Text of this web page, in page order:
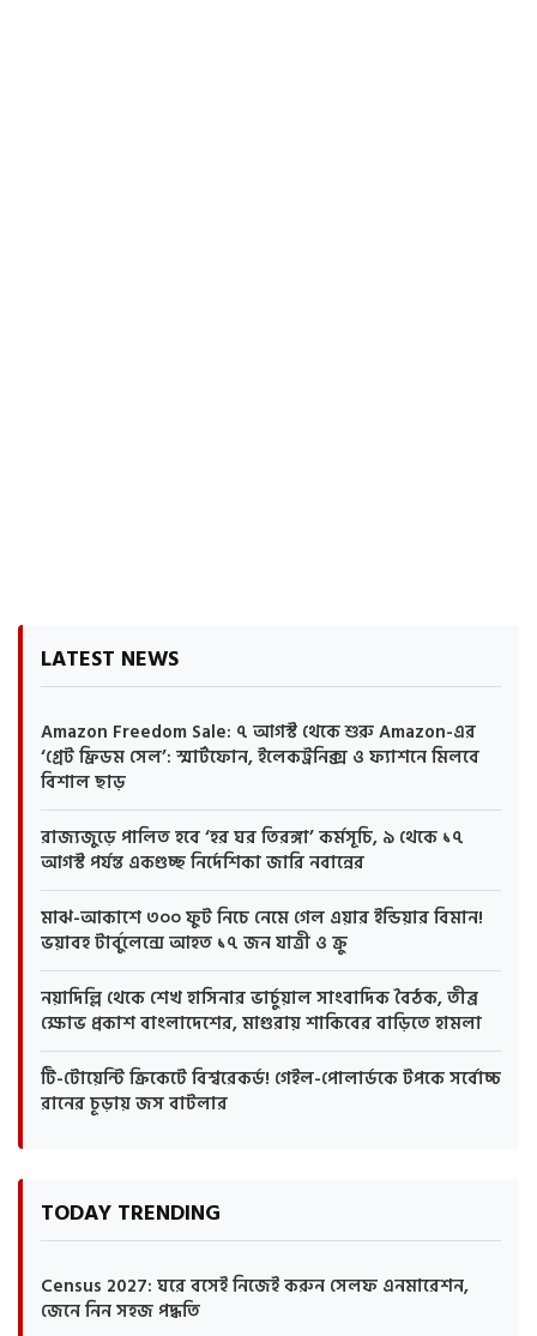
LATEST NEWS
Amazon Freedom Sale: ৭ আগস্ট থেকে শুরু Amazon-এর
‘গ্রেট ফ্রিডম সেল’: স্মার্টফোন, ইলেকট্রনিক্স ও ফ্যাশনে মিলবে
বিশাল ছাড়
রাজ্যজুড়ে পালিত হবে ‘হর ঘর তিরঙ্গা’ কর্মসূচি, ৯ থেকে ১৭
আগস্ট পর্যন্ত একগুচ্ছ নির্দেশিকা জারি নবান্নের
মাঝ-আকাশে ৩০০ ফুট নিচে নেমে গেল এয়ার ইন্ডিয়ার বিমান!
ভয়াবহ টার্বুলেন্সে আহত ১৭ জন যাত্রী ও ক্রু
নয়াদিল্লি থেকে শেখ হাসিনার ভার্চুয়াল সাংবাদিক বৈঠক, তীব্র
ক্ষোভ প্রকাশ বাংলাদেশের, মাগুরায় শাকিবের বাড়িতে হামলা
টি-টোয়েন্টি ক্রিকেটে বিশ্বরেকর্ড! গেইল-পোলার্ডকে টপকে সর্বোচ্চ
রানের চূড়ায় জস বাটলার
TODAY TRENDING
Census 2027: ঘরে বসেই নিজেই করুন সেলফ এনমারেশন,
জেনে নিন সহজ পদ্ধতি